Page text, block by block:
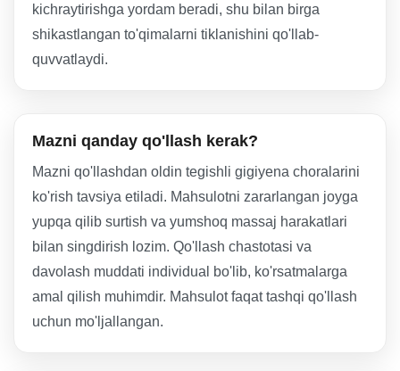
kichraytirishga yordam beradi, shu bilan birga
shikastlangan to'qimalarni tiklanishini qo'llab-
quvvatlaydi.
Mazni qanday qo'llash kerak?
Mazni qo'llashdan oldin tegishli gigiyena choralarini
ko'rish tavsiya etiladi. Mahsulotni zararlangan joyga
yupqa qilib surtish va yumshoq massaj harakatlari
bilan singdirish lozim. Qo'llash chastotasi va
davolash muddati individual bo'lib, ko'rsatmalarga
amal qilish muhimdir. Mahsulot faqat tashqi qo'llash
uchun mo'ljallangan.